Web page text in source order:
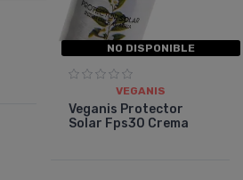
NO DISPONIBLE
VEGANIS
Veganis Protector
Solar Fps30 Crema